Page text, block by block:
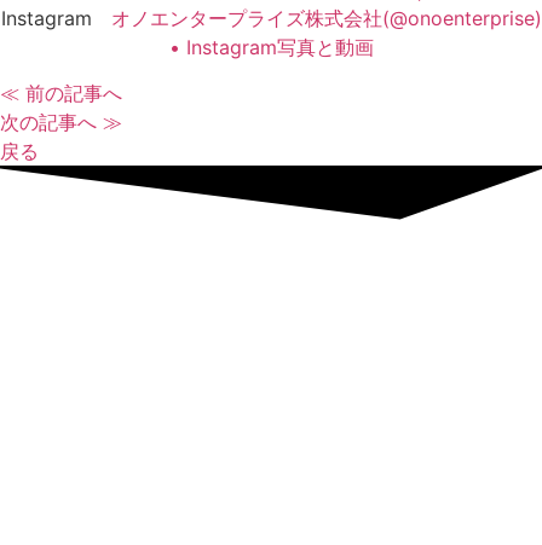
Instagram オノエンタープライズ株式会社(@onoenterprise)
• Instagram写真と動画
≪ 前の記事へ
次の記事へ ≫
戻る